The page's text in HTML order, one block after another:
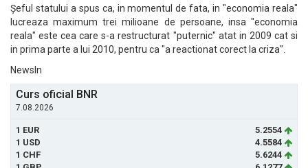
Șeful statului a spus ca, in momentul de fata, in "economia reala"
lucreaza maximum trei milioane de persoane, insa "economia
reala" este cea care s-a restructurat "puternic" atat in 2009 cat si
in prima parte a lui 2010, pentru ca "a reactionat corect la criza".
NewsIn
Curs oficial BNR
7.08.2026
1 EUR
5.2554
1 USD
4.5584
1 CHF
5.6244